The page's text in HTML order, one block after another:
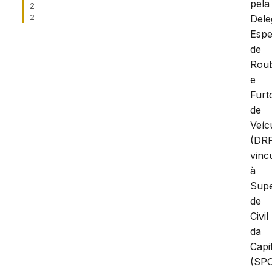
2
2
pela
de
e
de
à
de
Civil
da